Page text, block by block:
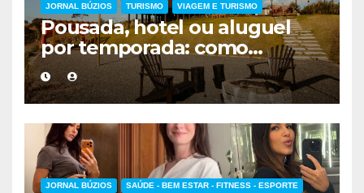
JORNAL BÚZIOS TURISMO VIAGEM E TURISMO
Pousada, hotel ou aluguel
por temporada: como
escolher a melhor
hospedagem
JORNAL BÚZIOS SAÚDE - BEM ESTAR - FITNESS - ESPORTE